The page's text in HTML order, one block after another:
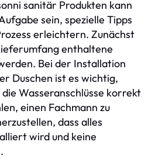
sanitär Produkten kann
sein, spezielle Tipps
erleichtern. Zunächst
enthaltene
Bei der Installation
Duschen ist es wichtig,
Wasseranschlüsse korrekt
einen Fachmann zu
dass alles
wird und keine